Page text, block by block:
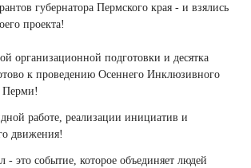
губернатора Пермского края - и взялись
проекта!
организационной подготовки и десятка
к проведению Осеннего Инклюзивного
Перми!
работе, реализации инициатив и
движения!
это событие, которое объединяет людей
невуса
сыпи)
массаж на аппарате
терапия HELEO™
вокруг глаз
складки
макияж